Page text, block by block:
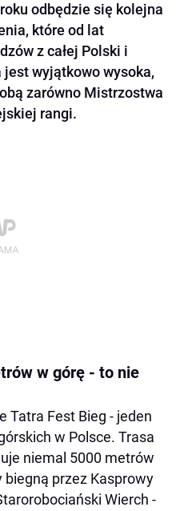
odbędzie się kolejna
które od lat
z całej Polski i
jest wyjątkowo wysoka,
zarówno Mistrzostwa
rangi.
w górę - to nie
Tatra Fest Bieg - jeden
w Polsce. Trasa
niemal 5000 metrów
przez Kasprowy
Wierch -